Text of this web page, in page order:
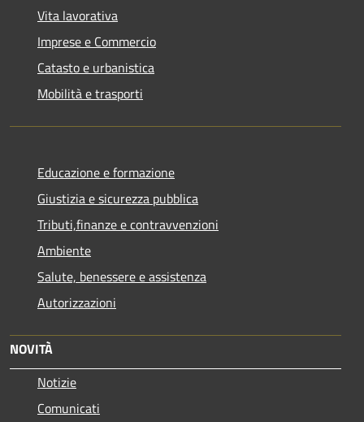
Vita lavorativa
Imprese e Commercio
Catasto e urbanistica
Mobilità e trasporti
Educazione e formazione
Giustizia e sicurezza pubblica
Tributi,finanze e contravvenzioni
Ambiente
Salute, benessere e assistenza
Autorizzazioni
NOVITÀ
Notizie
Comunicati